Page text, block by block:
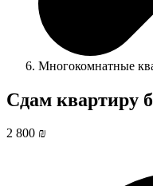
Многокомнатные
Сдам квартиру
2 800 ₪